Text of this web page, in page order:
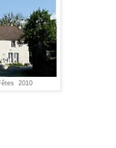
2010